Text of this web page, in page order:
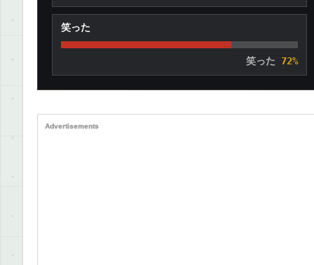
笑った
笑った 72%
Advertisements